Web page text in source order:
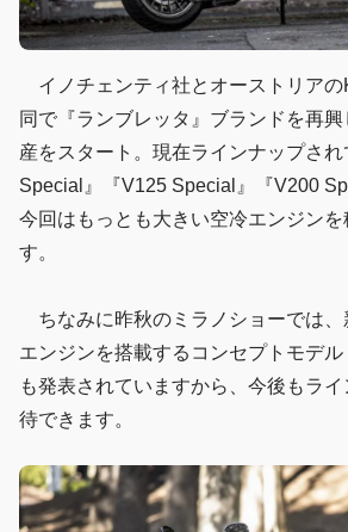
イノチェンティ社とオーストリアの
同で『ランブレッタ』ブランドを再
産をスタート。現在ラインナップさ
Special』『V125 Special』『V200
今回はもっとも大きい空冷エンジンを
す。
ちなみに昨秋のミラノショーでは、
エンジンを搭載するコンセプトモデル
も発表されていますから、今後もラ
待できます。